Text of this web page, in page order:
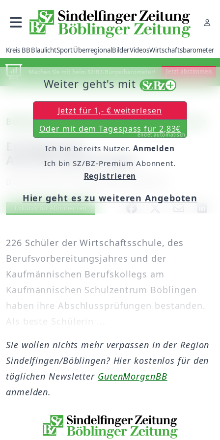
Kreis BBBlaulichtSportÜberregionalBilderVideosWirtschaftsbarometer
Machen Sie mit beim SZ/BZ-Bürgerbarometer! Jetzt abstimmen
Böblingen: Kaufmännisches Schulzentrum
Erfolgreiche
Abschlussprüfungen
Donnerstag, 09. August 2007, 00:00 Uhr
Artikel vorlesen
Exklusiv für Abonnenten
226 Schüler der Wirtschaftsschule, des
Berufsvorbereitungsjahres und der
Kaufmännischen Berufskollegs am
Kaufmännischen Schulzentrum Böblingen
haben ihre Abschlussprüfungen bestanden.
Als beste Schülerin ...
Weiter geht's mit
Jetzt für 1,- € weiterlesen
Oder mit dem Tagespass für 2,83€
endet automatisch
Ich bin bereits Nutzer. Anmelden
Ich bin SZ/BZ-Premium Abonnent.
Registrieren
Hier geht es zu weiteren Angeboten
Sie wollen nichts mehr verpassen in der Region
Sindelfingen/Böblingen? Hier kostenlos für den
täglichen Newsletter GutenMorgenBB
anmelden.